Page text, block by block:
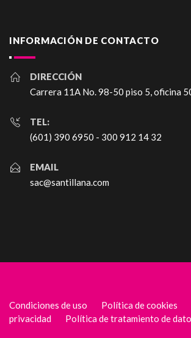
INFORMACIÓN DE CONTACTO
DIRECCIÓN
Carrera 11A No. 98-50 piso 5, oficina
TEL:
(601) 390 6950 - 300 912 14 32
EMAIL
sac@santillana.com
Condiciones de uso Política de cookies
privacidad
Política de tratamiento de